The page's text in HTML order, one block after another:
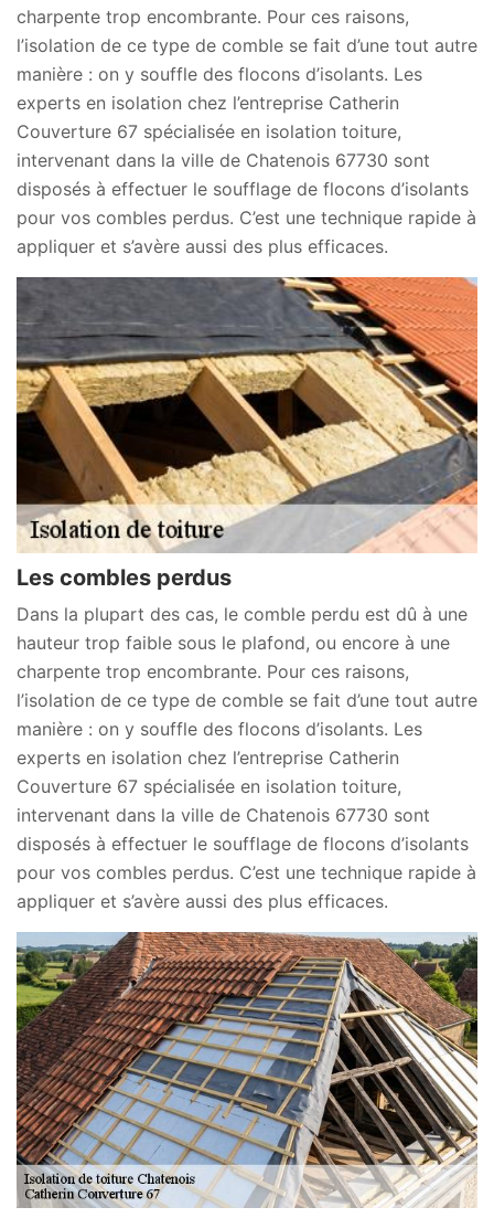
charpente trop encombrante. Pour ces raisons,
l’isolation de ce type de comble se fait d’une tout autre
manière : on y souffle des flocons d’isolants. Les
experts en isolation chez l’entreprise Catherin
Couverture 67 spécialisée en isolation toiture,
intervenant dans la ville de Chatenois 67730 sont
disposés à effectuer le soufflage de flocons d’isolants
pour vos combles perdus. C’est une technique rapide à
appliquer et s’avère aussi des plus efficaces.
Les combles perdus
Dans la plupart des cas, le comble perdu est dû à une
hauteur trop faible sous le plafond, ou encore à une
charpente trop encombrante. Pour ces raisons,
l’isolation de ce type de comble se fait d’une tout autre
manière : on y souffle des flocons d’isolants. Les
experts en isolation chez l’entreprise Catherin
Couverture 67 spécialisée en isolation toiture,
intervenant dans la ville de Chatenois 67730 sont
disposés à effectuer le soufflage de flocons d’isolants
pour vos combles perdus. C’est une technique rapide à
appliquer et s’avère aussi des plus efficaces.